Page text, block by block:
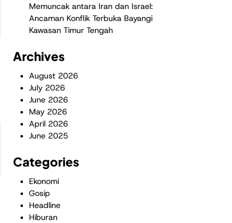
Memuncak antara Iran dan Israel:
Ancaman Konflik Terbuka Bayangi
Kawasan Timur Tengah
Archives
August 2026
July 2026
June 2026
May 2026
April 2026
June 2025
Categories
Ekonomi
Gosip
Headline
Hiburan